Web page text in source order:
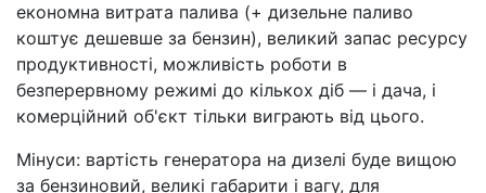
економна витрата палива (+ дизельне паливо
коштує дешевше за бензин), великий запас ресурсу
продуктивності, можливість роботи в
безперервному режимі до кількох діб — і дача, і
комерційний об'єкт тільки виграють від цього.
Мінуси: вартість генератора на дизелі буде вищою
за бензиновий, великі габарити і вагу, для